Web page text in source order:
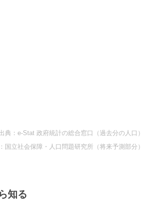
典：e-Stat 政府統計の総合窓口（過去分の人口）
国立社会保障・人口問題研究所（将来予測部分）
知る